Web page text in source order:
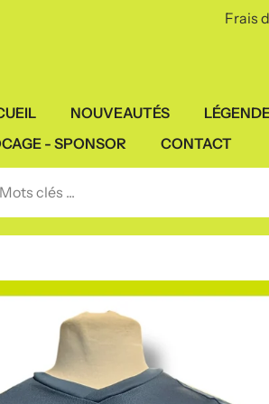
NOUVEAUTÉS
- SPONSOR
CONTACT